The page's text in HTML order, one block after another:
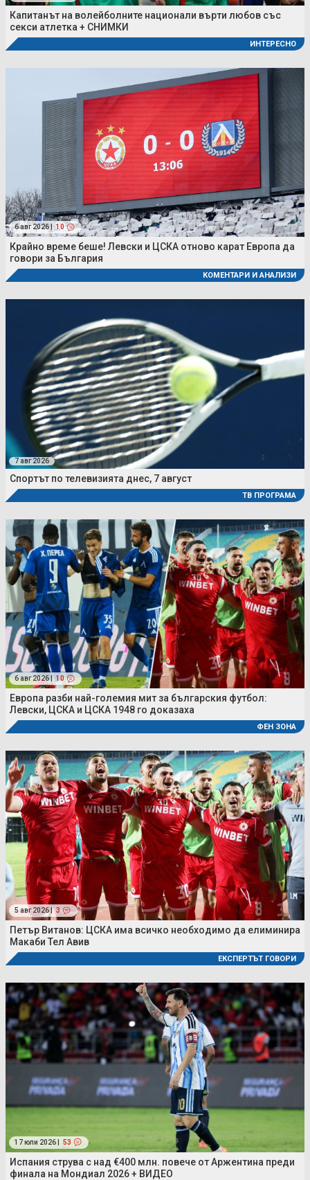
Капитанът на волейболните национали върти любов със
секси атлетка + СНИМКИ
ИНТЕРЕСНО
6 авг 2026 | 10
Крайно време беше! Левски и ЦСКА отново карат Европа да
говори за България
КОМЕНТАРИ И АНАЛИЗИ
7 авг 2026
Спортът по телевизията днес, 7 август
ТВ ПРОГРАМА
6 авг 2026 | 10
Европа разби най-големия мит за българския футбол:
Левски, ЦСКА и ЦСКА 1948 го доказаха
ФЕН ЗОНА
5 авг 2026 | 3
Петър Витанов: ЦСКА има всичко необходимо да елиминира
Макаби Тел Авив
ЕКСПЕРТЪТ ГОВОРИ
17 юли 2026 | 53
Испания струва с над €400 млн. повече от Аржентина преди
финала на Мондиал 2026 + ВИДЕО